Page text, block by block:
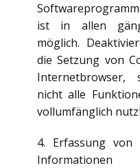
ist in allen
möglich.
die Setzung von
Internetbrowser,
nicht alle
vollumfänglich
4. Erfassung von
Informationen